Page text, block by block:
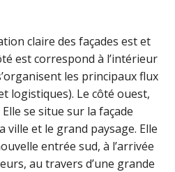
claire des façades est et
est correspond à l’intérieur
les principaux flux
logistiques). Le côté ouest,
se situe sur la façade
et le grand paysage. Elle
entrée sud, à l’arrivée
au travers d’une grande